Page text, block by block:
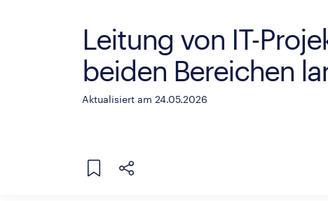
Leitung von IT-
beiden Bereichen
Aktualisiert am 24.05.2026